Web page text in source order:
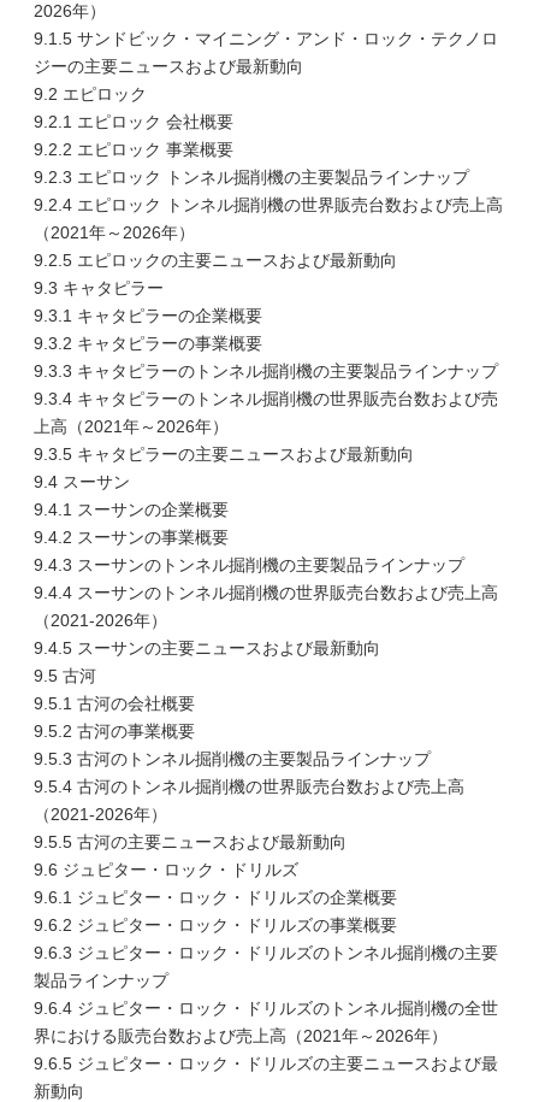
2026年）
9.1.5 サンドビック・マイニング・アンド・ロック・テクノロ
ジーの主要ニュースおよび最新動向
9.2 エピロック
9.2.1 エピロック 会社概要
9.2.2 エピロック 事業概要
9.2.3 エピロック トンネル掘削機の主要製品ラインナップ
9.2.4 エピロック トンネル掘削機の世界販売台数および売上高
（2021年～2026年）
9.2.5 エピロックの主要ニュースおよび最新動向
9.3 キャタピラー
9.3.1 キャタピラーの企業概要
9.3.2 キャタピラーの事業概要
9.3.3 キャタピラーのトンネル掘削機の主要製品ラインナップ
9.3.4 キャタピラーのトンネル掘削機の世界販売台数および売
上高（2021年～2026年）
9.3.5 キャタピラーの主要ニュースおよび最新動向
9.4 スーサン
9.4.1 スーサンの企業概要
9.4.2 スーサンの事業概要
9.4.3 スーサンのトンネル掘削機の主要製品ラインナップ
9.4.4 スーサンのトンネル掘削機の世界販売台数および売上高
（2021-2026年）
9.4.5 スーサンの主要ニュースおよび最新動向
9.5 古河
9.5.1 古河の会社概要
9.5.2 古河の事業概要
9.5.3 古河のトンネル掘削機の主要製品ラインナップ
9.5.4 古河のトンネル掘削機の世界販売台数および売上高
（2021-2026年）
9.5.5 古河の主要ニュースおよび最新動向
9.6 ジュピター・ロック・ドリルズ
9.6.1 ジュピター・ロック・ドリルズの企業概要
9.6.2 ジュピター・ロック・ドリルズの事業概要
9.6.3 ジュピター・ロック・ドリルズのトンネル掘削機の主要
製品ラインナップ
9.6.4 ジュピター・ロック・ドリルズのトンネル掘削機の全世
界における販売台数および売上高（2021年～2026年）
9.6.5 ジュピター・ロック・ドリルズの主要ニュースおよび最
新動向